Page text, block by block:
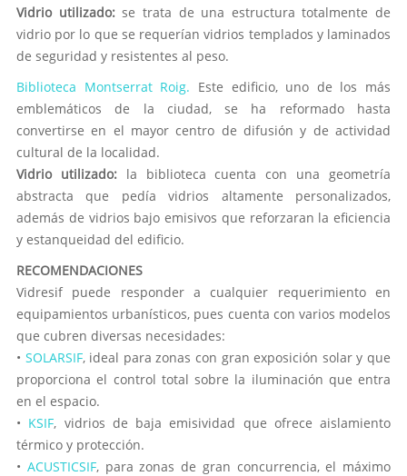
Vidrio utilizado:se trata de una estructura totalmente de
vidrio por lo que se requerían vidrios templados y laminados
de seguridad y resistentes al peso.
Biblioteca Montserrat Roig. Este edificio, uno de los más
emblemáticos de la ciudad, se ha reformado hasta
convertirse en el mayor centro de difusión y de actividad
cultural de la localidad.
Vidrio utilizado:la biblioteca cuenta con una geometría
abstracta que pedía vidrios altamente personalizados,
además de vidrios bajo emisivos que reforzaran la eficiencia
y estanqueidad del edificio.
RECOMENDACIONES
Vidresif puede responder a cualquier requerimiento en
equipamientos urbanísticos, pues cuenta con varios modelos
que cubren diversas necesidades:
• SOLARSIF, ideal para zonas con gran exposición solar y que
proporciona el control total sobre la iluminación que entra
en el espacio.
• KSIF, vidrios de baja emisividad que ofrece aislamiento
térmico y protección.
• ACUSTICSIF, para zonas de gran concurrencia, el máximo